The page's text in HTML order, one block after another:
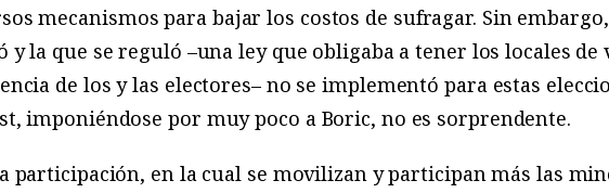
mecanismos para bajar los costos de sufragar. Sin
la que se reguló –una ley que obligaba a tener los locales de
de los y las electores– no se implementó para estas
imponiéndose por muy poco a Boric, no es sorprendente.
participación, en la cual se movilizan y participan más las